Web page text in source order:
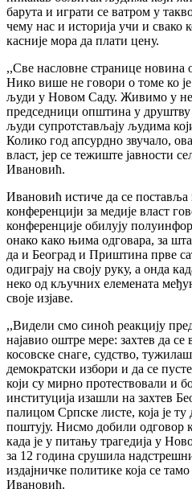
барута и играти се ватром у
чему нас и историја учи и свако
касније мора да плати цену.
,,Све насловне странице новина
Нико више не говори о томе ко
људи у Новом Саду. Живимо у
председници општина у
људи супротстављају људима
Колико год апсурдно звучало,
власт, јер се тежиште јавности
Ивановић.
Ивановић истиче да се поставља
конференцији за медије власт
конференције обилују
онако како њима одговара, за
да и Београд и Приштина прве
одиграју на своју руку, а онда
неко од кључних елемената
своје изјаве.
,,Видели смо синоћ реакцију
најавио оштре мере: захтев да
косовске снаге, судство,
демократски избори и да се
који су мирно протествовали и
институција изашли на захтев
палицом Српске листе, која је
поштују. Нисмо добили одговор
када је у питању трагедија у
за 12 година срушила
издајничке политике која се
Ивановић.